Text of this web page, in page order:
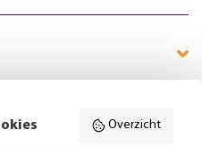
Overzicht